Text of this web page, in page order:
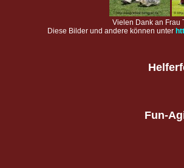
Vielen Dank an Frau
Diese Bilder und andere können unter
Fun-